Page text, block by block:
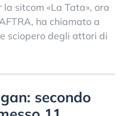
la sitcom «La Tata», ora
ha chiamato a
sciopero degli attori di
secondo